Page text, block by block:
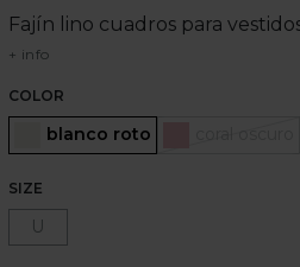
Fajín lino cuadros para
+ info
COLOR
blanco roto
Seleccionado
SIZE
U